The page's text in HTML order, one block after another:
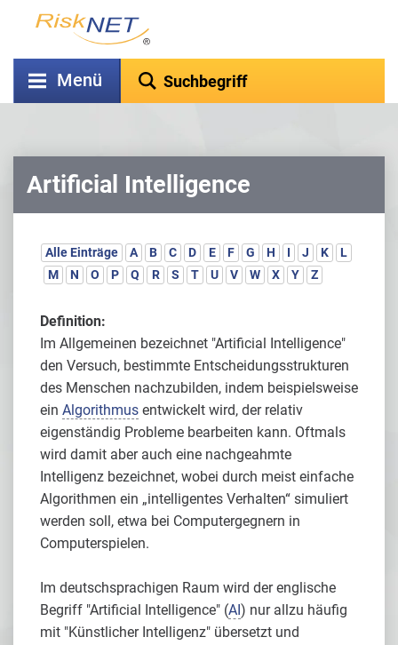
Menü
Artificial Intelligence
Alle Einträge A B C D E F G H I J K
L
M
N O P Q R S T U V W X Y Z
Definition:
Im Allgemeinen bezeichnet "Artificial Intelligence"
den Versuch, bestimmte Entscheidungsstrukturen
des Menschen nachzubilden, indem beispielsweise
ein Algorithmus entwickelt wird, der relativ
eigenständig Probleme bearbeiten kann. Oftmals
wird damit aber auch eine nachgeahmte
Intelligenz bezeichnet, wobei durch meist einfache
Algorithmen ein „intelligentes Verhalten“ simuliert
werden soll, etwa bei Computergegnern in
Computerspielen.
Im deutschsprachigen Raum wird der englische
Begriff "Artificial Intelligence" (AI) nur allzu häufig
mit "Künstlicher Intelligenz" übersetzt und